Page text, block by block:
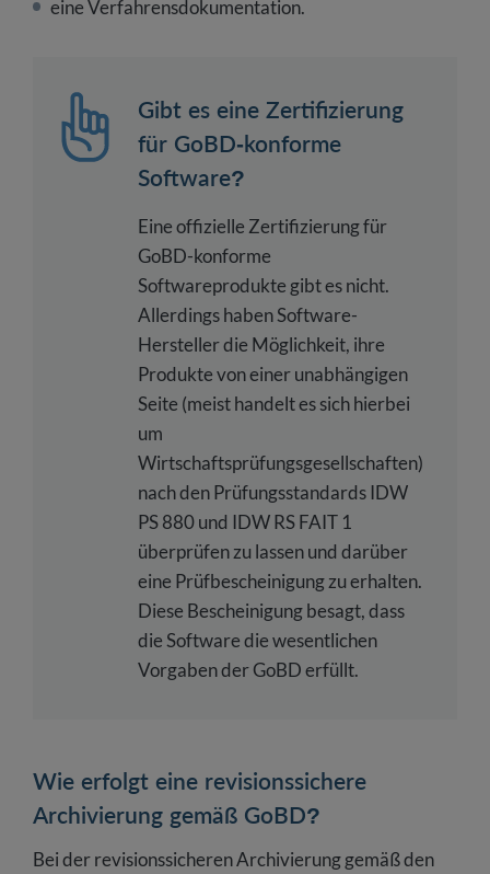
eine Verfahrensdokumentation.
Gibt es eine Zertifizierung
für GoBD-konforme
Software?
Eine offizielle Zertifizierung für
GoBD-konforme
Softwareprodukte gibt es nicht.
Allerdings haben Software-
Hersteller die Möglichkeit, ihre
Produkte von einer unabhängigen
Seite (meist handelt es sich hierbei
um
Wirtschaftsprüfungsgesellschaften)
nach den Prüfungsstandards IDW
PS 880 und IDW RS FAIT 1
überprüfen zu lassen und darüber
eine Prüfbescheinigung zu erhalten.
Diese Bescheinigung besagt, dass
die Software die wesentlichen
Vorgaben der GoBD erfüllt.
Wie erfolgt eine revisionssichere
Archivierung gemäß GoBD?
Bei der revisionssicheren Archivierung gemäß den